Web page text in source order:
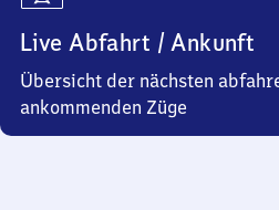
Live Abfahrt / Ankunft
Übersicht der nächsten
ankommenden Züge